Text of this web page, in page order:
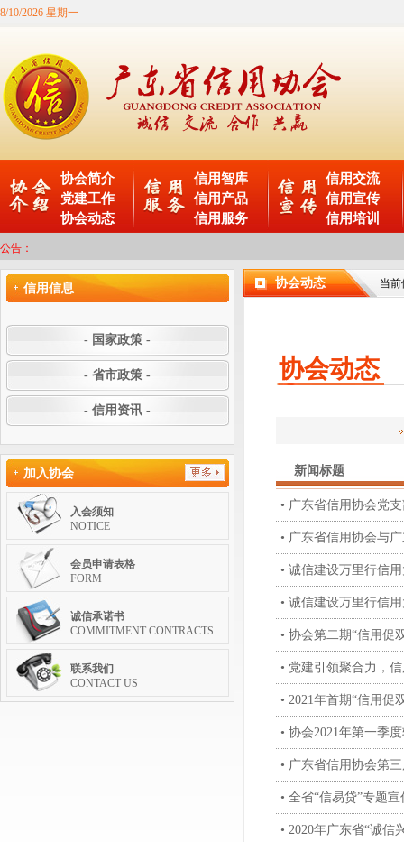
8/10/2026 星期一
协会简介
党建工作
协会动态
信用智库
信用产品
信用服务
信用交流
信用宣传
信用培训
公告：
信用信息
- 国家政策 -
- 省市政策 -
- 信用资讯 -
加入协会
入会须知
NOTICE
会员申请表格
FORM
诚信承诺书
COMMITMENT CONTRACTS
联系我们
CONTACT US
协会动态 当前
协会动态
新闻标题
• 广东省信用协会党
• 广东省信用协会与
• 诚信建设万里行信
• 诚信建设万里行信
• 协会第二期“信用促
• 党建引领聚合力，
• 2021年首期“信用促
• 协会2021年第一季
• 广东省信用协会第
• 全省“信易贷”专题
• 2020年广东省“诚信